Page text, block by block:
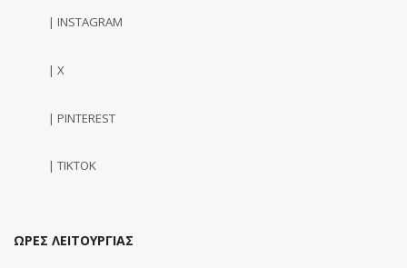
| INSTAGRAM
| X
| PINTEREST
| TIKTOK
ΩΡΕΣ ΛΕΙΤΟΥΡΓΙΑΣ